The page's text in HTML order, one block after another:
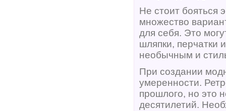
Не стоит бояться
множество
для себя. Это
шляпки, перчатки
необычным и
При создании
умеренности.
прошлого, но это
десятилетий.